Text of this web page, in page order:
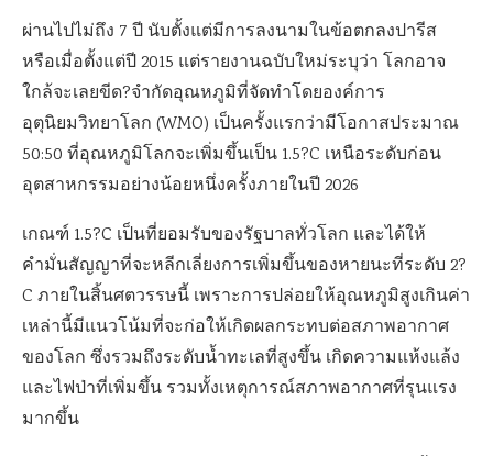
ผ่านไปไม่ถึง 7 ปี นับตั้งแต่มีการลงนามในข้อตกลงปารีส
หรือเมื่อตั้งแต่ปี 2015 แต่รายงานฉบับใหม่ระบุว่า โลกอาจ
ใกล้จะเลยขีด?จำกัดอุณหภูมิที่จัดทำโดยองค์การ
อุตุนิยมวิทยาโลก (WMO) เป็นครั้งแรกว่ามีโอกาสประมาณ
50:50 ที่อุณหภูมิโลกจะเพิ่มขึ้นเป็น 1.5?C เหนือระดับก่อน
อุตสาหกรรมอย่างน้อยหนึ่งครั้งภายในปี 2026
เกณฑ์ 1.5?C เป็นที่ยอมรับของรัฐบาลทั่วโลก และได้ให้
คำมั่นสัญญาที่จะหลีกเลี่ยงการเพิ่มขึ้นของหายนะที่ระดับ 2?
C ภายในสิ้นศตวรรษนี้ เพราะการปล่อยให้อุณหภูมิสูงเกินค่า
เหล่านี้มีแนวโน้มที่จะก่อให้เกิดผลกระทบต่อสภาพอากาศ
ของโลก ซึ่งรวมถึงระดับน้ำทะเลที่สูงขึ้น เกิดความแห้งแล้ง
และไฟป่าที่เพิ่มขึ้น รวมทั้งเหตุการณ์สภาพอากาศที่รุนแรง
มากขึ้น